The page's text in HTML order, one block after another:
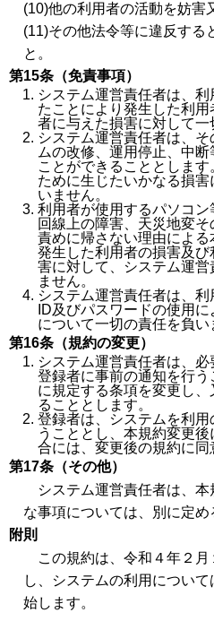
(10)他の利用者の活動を妨害
(11)その他法令等に違反する
と。
第15条（免責事項）
システム運営責任者は、
たことにより発生した利
者に与えた損害に対して一
システム運営責任者は、
ムの改修、運用停止、中
ことができることとしま
ために生じたいかなる損
いません。
利用者が使用するパソコ
回線上の障害、天災地変
責めに帰さない理由によ
発生した利用者の損害及
害に対して、システム運
ません。
システム運営責任者は、
ID及びパスワードの使用
について一切の責任を負い
第16条（規約の変更）
システム運営責任者は、必
登録者に事前の通知を行
に規定する条項を変更し
ることとします。
登録者は、システムを利
うこととし、本規約変更
合には、変更後の規約に同
第17条（その他）
システム運営責任者は、
な事項については、別に定め
附則
この規約は、令和４年２
し、システムの利用につい
始します。